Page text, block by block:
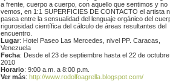
a frente, cuerpo a cuerpo, con aquello que sentimos y no
vemos, en 1:1 SUPERFICIES DE CONTACTO el artista
pasea entre la sensualidad del lenguaje orgánico del
rigurosidad científica del cálculo de áreas resultantes del
encuentro.
Lugar: Hotel Paseo Las Mercedes, nivel PP. Caracas,
Venezuela
Fecha: Desde el 23 de septiembre hasta el 22 de
2010
Horario: 9:00 a.m. a 8:00 p.m.
Ver más: http://www.rodolfoagrella.blogspot.com/